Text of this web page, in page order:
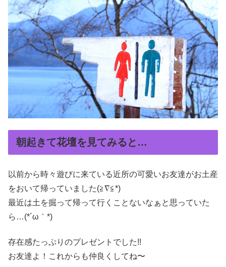
朝起きて花壇を見てみると…
以前から時々遊びに来ている近所の可愛いお友達がお土産
をおいて帰っていました(≧∇≦*)
最近は土を掘って帰って行くことないなぁと思っていた
ら…(*´ω｀*)
存在感たっぷりのプレゼントでした!!
お友達よ！これからも仲良くしてね〜